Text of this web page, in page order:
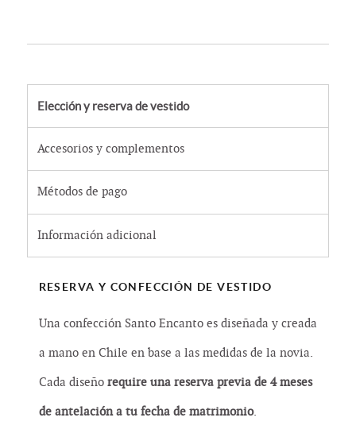
Elección y reserva de vestido
Accesorios y complementos
Métodos de pago
Información adicional
RESERVA Y CONFECCIÓN DE VESTIDO
Una confección Santo Encanto es diseñada y creada
a mano en Chile en base a las medidas de la novia.
Cada diseño require una reserva previa de 4 meses
de antelación a tu fecha de matrimonio.